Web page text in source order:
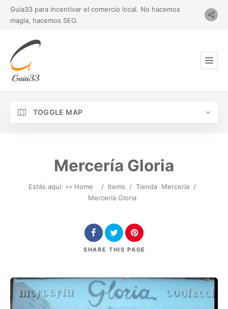
Guia33 para incentivar el comercio local. No hacemos
magia, hacemos SEO.
TOGGLE MAP
Mercería Gloria
Estás aquí: »» Home / Items / Tienda Mercería /
Mercería Gloria
SHARE THIS PAGE